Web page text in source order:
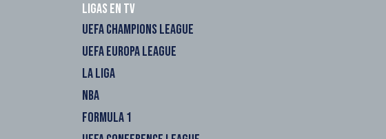
Ligas en TV
UEFA CHAMPIONS LEAGUE
UEFA EUROPA LEAGUE
LA LIGA
NBA
FORMULA 1